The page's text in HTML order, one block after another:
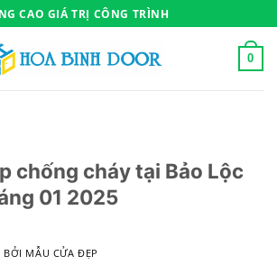
CAO GIÁ TRỊ CÔNG TRÌNH
0
chống cháy tại Bảo Lộc
01 2025
BỞI MẪU CỬA ĐẸP